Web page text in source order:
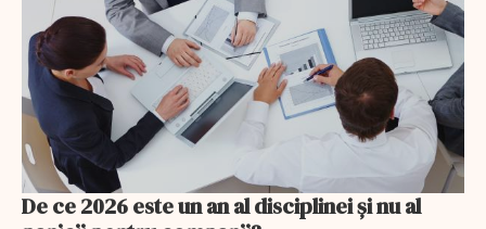
De ce 2026 este un an al disciplinei și nu al